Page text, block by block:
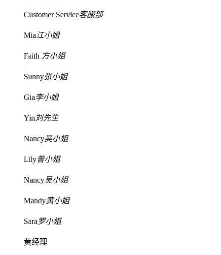
Customer Service客服部
Mia江小姐
Faith 方小姐
Sunny张小姐
Gia李小姐
Yin 刘先生
Nancy吴小姐
Lily曾小姐
Nancy吴小姐
Mandy黄小姐
Sara罗小姐
黄经理